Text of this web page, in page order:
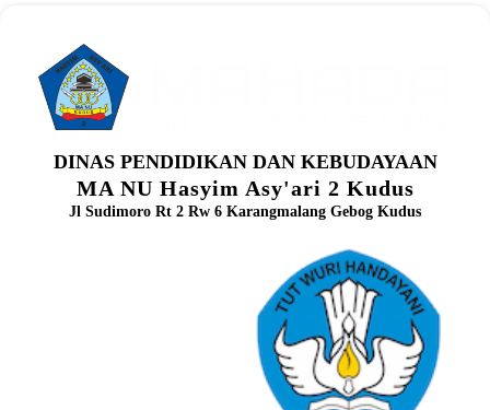
DINAS PENDIDIKAN DAN KEBUDAYAAN
MA NU Hasyim Asy'ari 2 Kudus
Jl Sudimoro Rt 2 Rw 6 Karangmalang Gebog Kudus